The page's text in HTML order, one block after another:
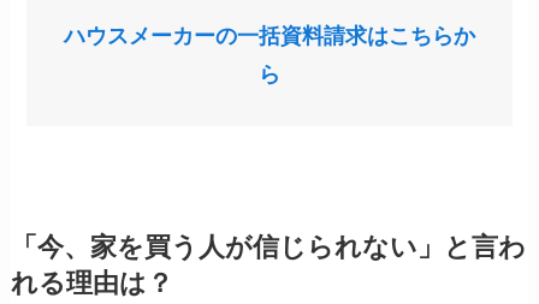
ハウスメーカーの一括資料請求はこちらか
ら
「今、家を買う人が信じられない」と言わ
れる理由は？